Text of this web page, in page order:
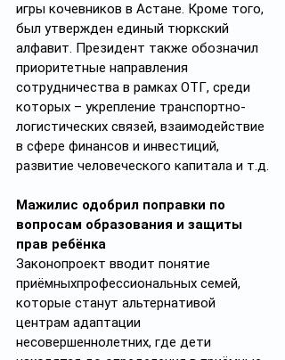
игры кочевников в Астане. Кроме того,
был утвержден единый тюркский
алфавит. Президент также обозначил
приоритетные направления
сотрудничества в рамках ОТГ, среди
которых – укрепление транспортно-
логистических связей, взаимодействие
в сфере финансов и инвестиций,
развитие человеческого капитала и т.д.
Мажилис одобрил поправки по
вопросам образования и защиты
прав ребёнка
Законопроект вводит понятие
приёмныхпрофессиональных семей,
которые станут альтернативой
центрам адаптации
несовершеннолетних, где дети